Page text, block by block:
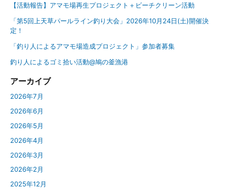
【活動報告】アマモ場再生プロジェクト＋ビーチクリーン活動
「第5回上天草パールライン釣り大会」2026年10月24日(土)開催決
定！
「釣り人によるアマモ場造成プロジェクト」参加者募集
釣り人によるゴミ拾い活動@鳩の釜漁港
アーカイブ
2026年7月
2026年6月
2026年5月
2026年4月
2026年3月
2026年2月
2025年12月